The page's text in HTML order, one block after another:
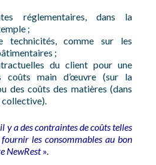
réglementaires, dans la
;
technicités, comme sur les
;
du client pour une
coûts main d’œuvre (sur la
des coûts des matières (dans
collective).
y a des contraintes de coûts telles
les consommables au bon
NewRest».